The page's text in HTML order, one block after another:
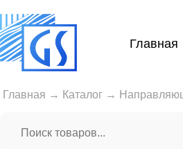
Главная
Главная → Каталог →